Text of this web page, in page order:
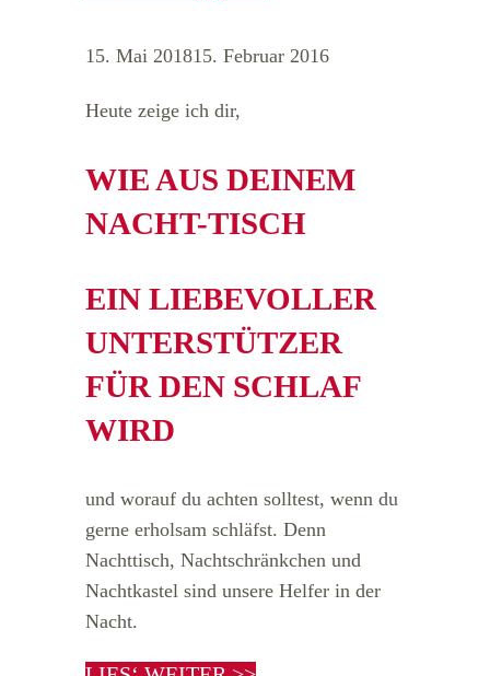
15. Mai 201815. Februar 2016
Heute zeige ich dir,
WIE AUS DEINEM
NACHT-TISCH
EIN LIEBEVOLLER
UNTERSTÜTZER
FÜR DEN SCHLAF
WIRD
und worauf du achten solltest, wenn du
gerne erholsam schläfst. Denn
Nachttisch, Nachtschränkchen und
Nachtkastel sind unsere Helfer in der
Nacht.